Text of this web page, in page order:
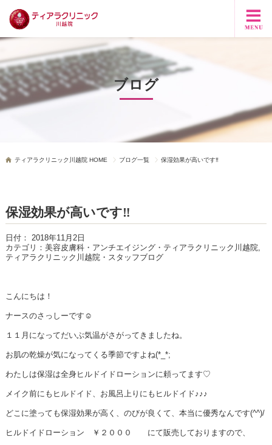
ブログ
ティアラクリニック川越院 HOME ブログ一覧 保湿効果が高いです‼
保湿効果が高いです‼
日付： 2018年11月2日
カテゴリ： 美容皮膚科・アンチエイジング・ティアラクリニック川越院,
ティアラクリニック川越院・スタッフブログ
こんにちは！
ナースのさっしーです☺
１１月になってだいぶ気温がさがってきましたね。
お肌の乾燥が気になってくる季節ですよね(*_*;
わたしは保湿は全身ヒルドイドローションに頼ってます♡
メイク前にもヒルドイド、お風呂上りにもヒルドイド♪♪♪
どこに塗っても保湿効果が高く、のびが良くて、本当に優秀なんです(^^)/
ヒルドイドローション ￥２０００ にて販売しておりますので、